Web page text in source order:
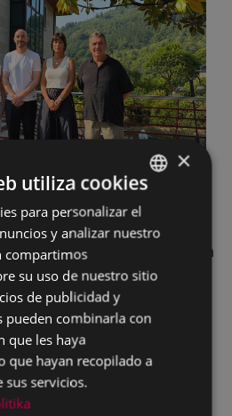
Domínguez destaca la
de Eibar en su
BASQUE
SPANISH
×
utiliza cookies
para personalizar el
y analizar nuestro
compartimos
su uso de nuestro sitio
de publicidad y
pueden combinarla con
que les haya
que hayan recopilado a
sus servicios.